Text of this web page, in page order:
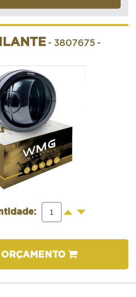
- 3807675 -
+ -
ORÇAMENTO